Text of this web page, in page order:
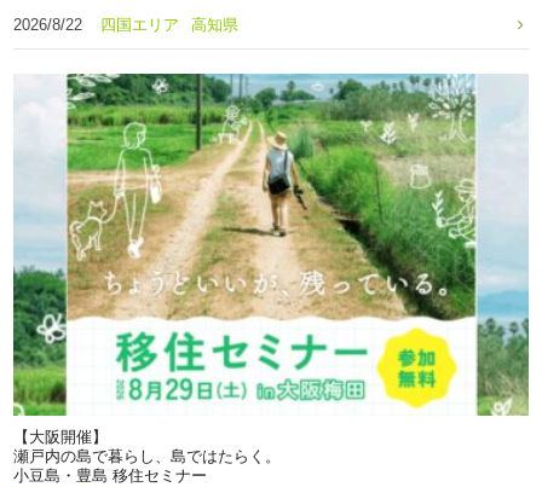
2026/8/22 四国エリア 高知県
【大阪開催】
瀬戸内の島で暮らし、島ではたらく。
小豆島・豊島 移住セミナー